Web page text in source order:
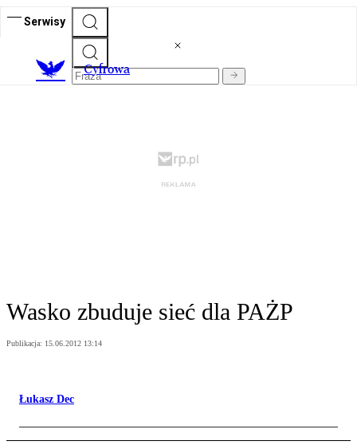
Serwisy
Cyfrowa
Wasko zbuduje sieć dla PAŻP
Publikacja: 15.06.2012 13:14
Łukasz Dec